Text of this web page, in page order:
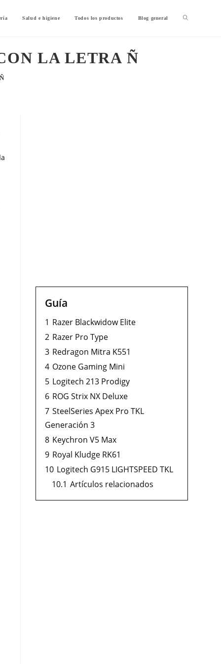
Salud e higiene Todos los productos Blog general
LA LETRA Ñ
Guía
1 Razer Blackwidow Elite
2 Razer Pro Type
3 Redragon Mitra K551
4 Ozone Gaming Mini
5 Logitech 213 Prodigy
6 ROG Strix NX Deluxe
7 SteelSeries Apex Pro TKL
Generación 3
8 Keychron V5 Max
9 Royal Kludge RK61
10 Logitech G915 LIGHTSPEED TKL
10.1 Artículos relacionados